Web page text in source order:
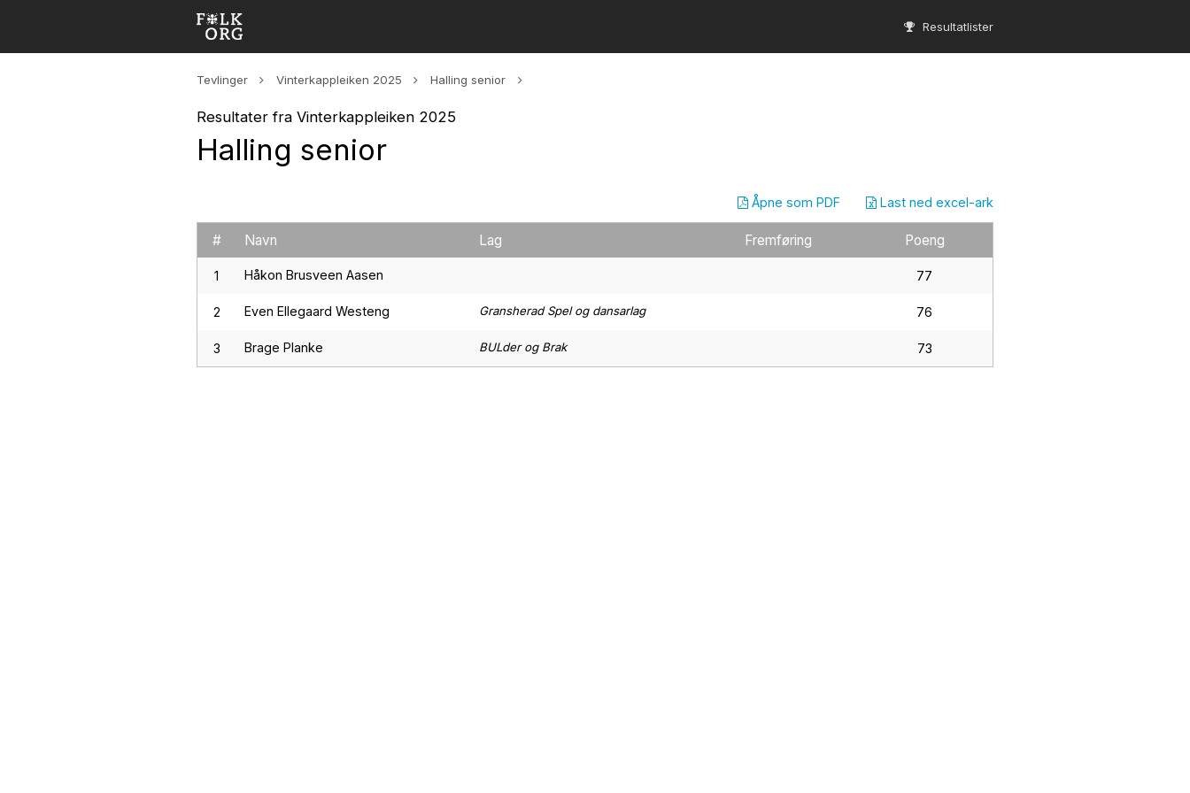
Resultatlister
Tevlinger Vinterkappleiken 2025 Halling senior
Resultater fra Vinterkappleiken 2025
Halling senior
Last ned excel-ark
Åpne som PDF
# Navn Lag Fremføring Poeng
1 Håkon Brusveen Aasen 77
2 Even Ellegaard Westeng Gransherad Spel og dansarlag 76
3 Brage Planke BULder og Brak 73